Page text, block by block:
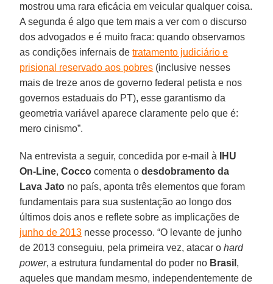
mostrou uma rara eficácia em veicular qualquer coisa.
A segunda é algo que tem mais a ver com o discurso
dos advogados e é muito fraca: quando observamos
as condições infernais detratamento judiciário e
prisional reservado aos pobres (inclusive nesses
mais de treze anos de governo federal petista e nos
governos estaduais do PT), esse garantismo da
geometria variável aparece claramente pelo que é:
mero cinismo”.
Na entrevista a seguir, concedida por e-mail à
IHU
On-Line,Cocco comenta odesdobramento da
Lava Jato no país, aponta três elementos que foram
fundamentais para sua sustentação ao longo dos
últimos dois anos e reflete sobre as implicações de
junho de 2013 nesse processo. “O levante de junho
de 2013 conseguiu, pela primeira vez, atacar ohard
power, a estrutura fundamental do poder no Brasil ,
aqueles que mandam mesmo, independentemente de